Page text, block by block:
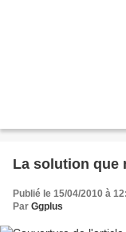
La solution que
Publié le 15/04/2010 à
Par Ggplus